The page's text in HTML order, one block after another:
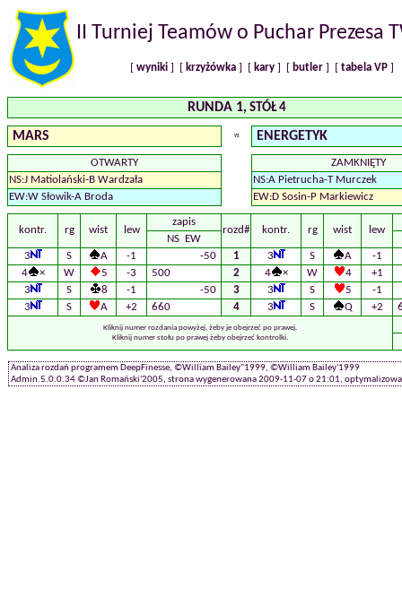
II Turniej Teamów o Puchar Prezesa
[wyniki ] [krzyżówka ] [kary ] [butler ] [tabela VP ]
RUNDA 1, STÓŁ 4
MARS VS ENERGETYK
OTWARTY
ZAMKNIĘTY
NS:J Matiolański-B Wardzała
NS:A Pietrucha-T Murczek
EW:W Słowik-A Broda
EW:D Sosin-P Markiewicz
kontr. rg wist lew
zapis
rozd# kontr. rg wist lew
NS EW
3
S A -1 -50 1 3 S A
-1
4
× W 5 -3 500 2 4 × W 4
+1
3
S 8 -1 -50 3 3 S 5
-1
3
S A +2 660 4 3 S Q +2
Kliknij numer rozdania powyżej, żeby je obejrzeć po prawej.
Kliknij numer stołu po prawej żeby obejrzeć kontrolki.
Analiza rozdań programem DeepFinesse, ©William Bailey''1999, ©William Bailey'1999
Admin.5.0.0.34 ©Jan Romański'2005, strona wygenerowana 2009-11-07 o 21:01,